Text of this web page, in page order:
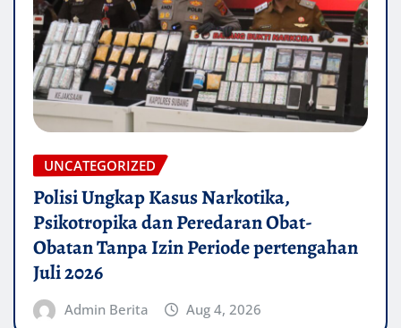
UNCATEGORIZED
Polisi Ungkap Kasus Narkotika,
Psikotropika dan Peredaran Obat-
Obatan Tanpa Izin Periode pertengahan
Juli 2026
Admin Berita Aug 4, 2026